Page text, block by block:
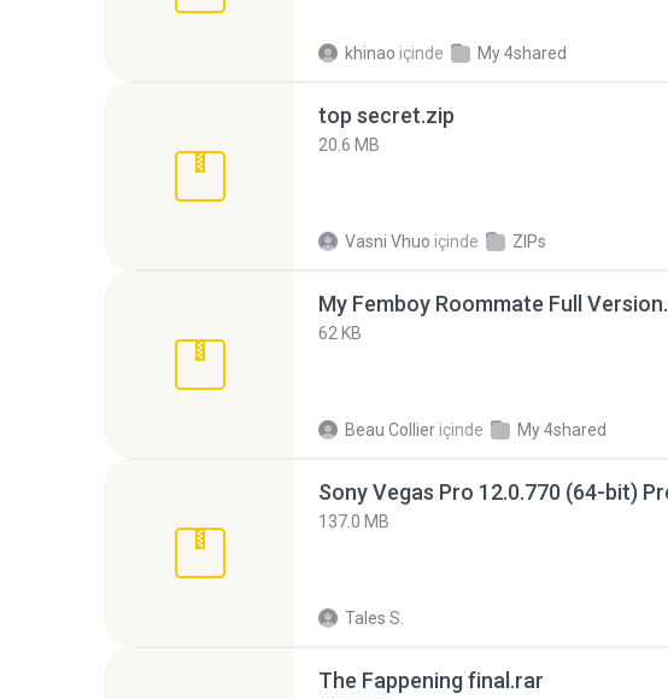
khinao içinde My 4shared
top secret.zip
20.6 MB
Vasni Vhuo içinde ZIPs
My Femboy Roommate Full
62 KB
Beau Collier içinde My 4shared
137.0 MB
Tales S.
The Fappening final.rar